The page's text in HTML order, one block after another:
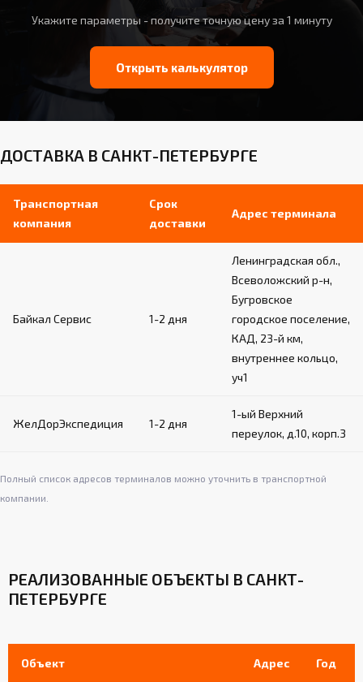
Укажите параметры - получите точную цену за 1 минуту
Открыть калькулятор
ДОСТАВКА В САНКТ-ПЕТЕРБУРГЕ
Транспортная
компания
Срок
доставки
Адрес терминала
Байкал Сервис 1-2 дня
Ленинградская обл.,
Всеволожский р-н,
Бугровское
городское поселение,
КАД, 23-й км,
внутреннее кольцо,
уч1
ЖелДорЭкспедиция 1-2 дня
1-ый Верхний
переулок, д.10, корп.3
Полный список адресов терминалов можно уточнить в транспортной
компании.
РЕАЛИЗОВАННЫЕ ОБЪЕКТЫ В САНКТ-
ПЕТЕРБУРГЕ
Объект Адрес Год